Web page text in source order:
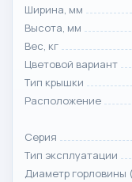
Ширина, мм
Высота, мм
Вес, кг
Цветовой вариант
Тип крышки
Расположение
Серия
Тип эксплуатации
Диаметр горловины